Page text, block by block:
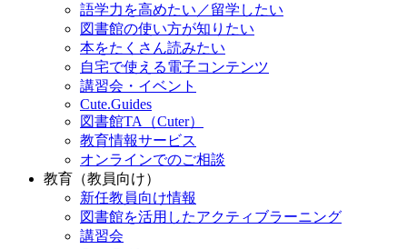
語学力を高めたい／留学したい
図書館の使い方が知りたい
本をたくさん読みたい
自宅で使える電子コンテンツ
講習会・イベント
Cute.Guides
図書館TA（Cuter）
教育情報サービス
オンラインでのご相談
教育（教員向け）
新任教員向け情報
図書館を活用したアクティブラーニング
講習会